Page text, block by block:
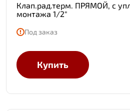
Клап.рад.терм. ПРЯМОЙ, с
монтажа 1/2"
Под заказ
Купить